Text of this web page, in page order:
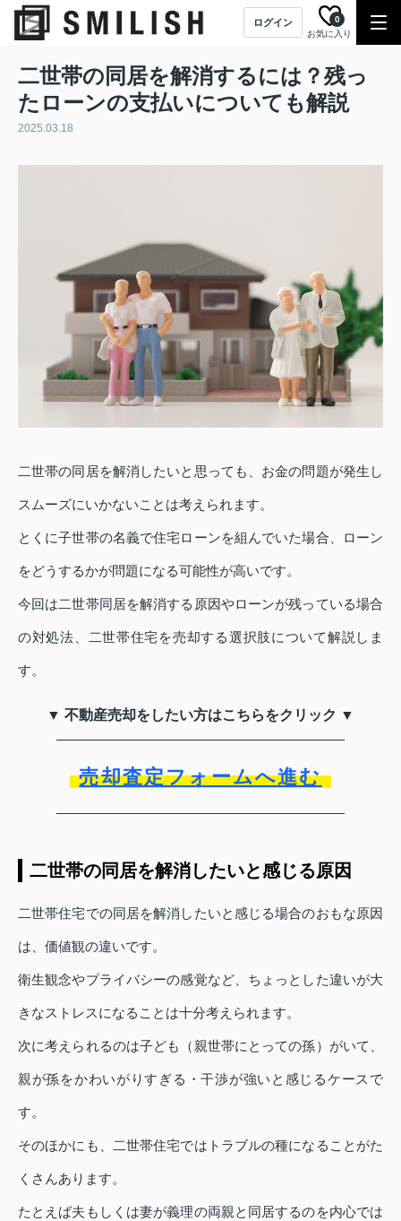
ログイン
お気に入り
0
二世帯の同居を解消するには？残っ
たローンの支払いについても解説
2025.03.18
二世帯の同居を解消したいと思っても、お金の問題が発生し
スムーズにいかないことは考えられます。
とくに子世帯の名義で住宅ローンを組んでいた場合、ローン
をどうするかが問題になる可能性が高いです。
今回は二世帯同居を解消する原因やローンが残っている場合
の対処法、二世帯住宅を売却する選択肢について解説しま
す。
▼ 不動産売却をしたい方はこちらをクリック ▼
売却査定フォームへ進む
二世帯の同居を解消したいと感じる原因
二世帯住宅での同居を解消したいと感じる場合のおもな原因
は、価値観の違いです。
衛生観念やプライバシーの感覚など、ちょっとした違いが大
きなストレスになることは十分考えられます。
次に考えられるのは子ども（親世帯にとっての孫）がいて、
親が孫をかわいがりすぎる・干渉が強いと感じるケースで
す。
そのほかにも、二世帯住宅ではトラブルの種になることがた
くさんあります。
たとえば夫もしくは妻が義理の両親と同居するのを内心では